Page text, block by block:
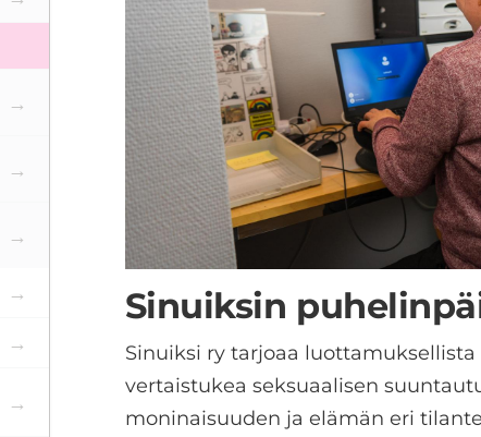
Sinuiksin
Sinuiksi ry tarjoaa
vertaistukea seksuaalisen
moninaisuuden ja elämän eri